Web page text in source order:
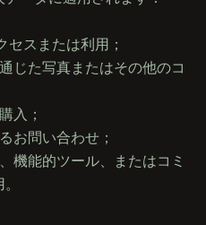
スまたは利用；
じた写真またはその他のコ
入；
お問い合わせ；
機能的ツール、またはコミ